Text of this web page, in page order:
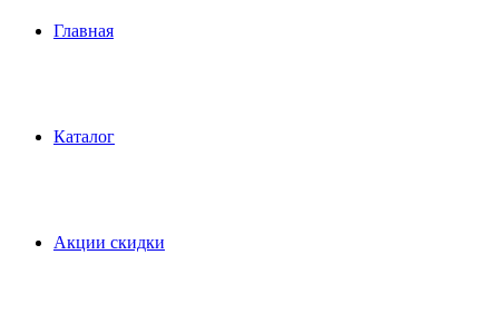
Главная
Каталог
Акции скидки